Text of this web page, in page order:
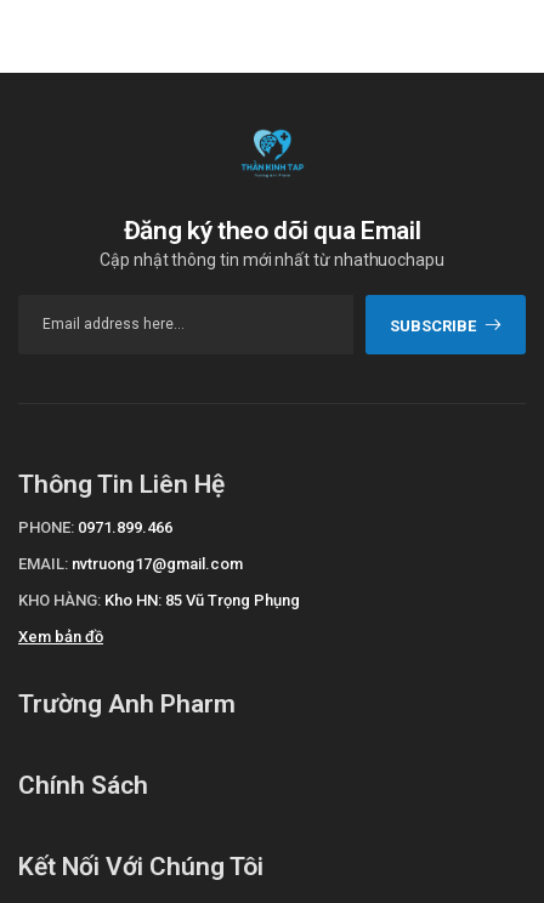
Đăng ký theo dõi qua Email
Cập nhật thông tin mới nhất từ nhathuochapu
SUBSCRIBE
Thông Tin Liên Hệ
PHONE: 0971.899.466
EMAIL: nvtruong17@gmail.com
KHO HÀNG: Kho HN: 85 Vũ Trọng Phụng
Xem bản đồ
Trường Anh Pharm
Chính Sách
Kết Nối Với Chúng Tôi